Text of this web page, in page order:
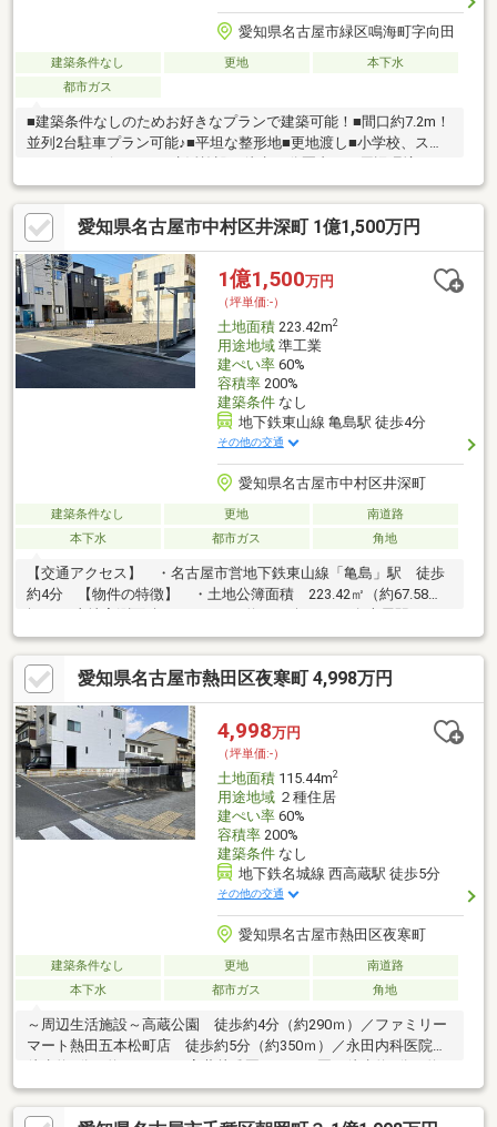
愛知県名古屋市緑区鳴海町字向田
建築条件なし 更地
本下水
都市ガス
■建築条件なしのためお好きなプランで建築可能！■間口約7.2m！
並列2台駐車プラン可能♪■平坦な整形地■更地渡し■小学校、スー
鳴海小学校：徒歩約8分□鳴海中学校：徒歩約15分□ローソン鳴海
駅東店：徒歩約2分□ヤマダイⅤｅｒｄｅ鳴海駅店：徒歩約3分□な
るぱーく：徒歩約14分
愛知県名古屋市中村区井深町 1億1,500万円
1億1,500万円
（坪単価:-）
土地面積223.42m2
用途地域準工業
建ぺい率60%
容積率200%
建築条件なし
地下鉄東山線 亀島駅 徒歩4分
その他の交通
愛知県名古屋市中村区井深町
建築条件なし 更地
南道路
本下水
都市ガス 角地
【交通アクセス】 ・名古屋市営地下鉄東山線「亀島」駅 徒歩
約4分 【物件の特徴】 ・土地公簿面積 223.42㎡（約67.58
駅 10分圏内のアクセス ・収益用地としても活用可能 ・建築
条件無し売土地 【周辺環境】 ・イオンモールNagoya
Noritake Garden 徒歩約14分 ・アミカ中村井深店 徒歩約1
分 ・セブンイレブン名古屋井深町店 徒歩約2分 ・名古屋亀島
郵便局 徒歩約8分 お気軽にお問い合わせください。お待ちして
おります！
愛知県名古屋市熱田区夜寒町 4,998万円
4,998万円
（坪単価:-）
土地面積115.44m2
用途地域２種住居
建ぺい率60%
容積率200%
建築条件なし
地下鉄名城線 西高蔵駅 徒歩5分
その他の交通
愛知県名古屋市熱田区夜寒町
建築条件なし 更地
南道路
本下水
都市ガス 角地
～周辺生活施設～高蔵公園 徒歩約4分（約290ｍ）／ファミリー
マート熱田五本松町店 徒歩約5分（約350ｍ）／永田内科医院
560ｍ）／イオンモール熱田 徒歩約10分（約790ｍ）／三井住友
銀行イオンモール熱田店 徒歩約10分（約790ｍ）／イオン熱田